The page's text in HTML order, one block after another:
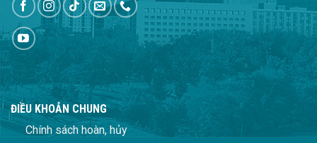
ĐIỀU KHOẢN CHUNG
Chính sách hoàn, hủy